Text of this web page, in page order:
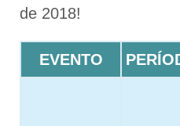
de 2018!
EVENTO